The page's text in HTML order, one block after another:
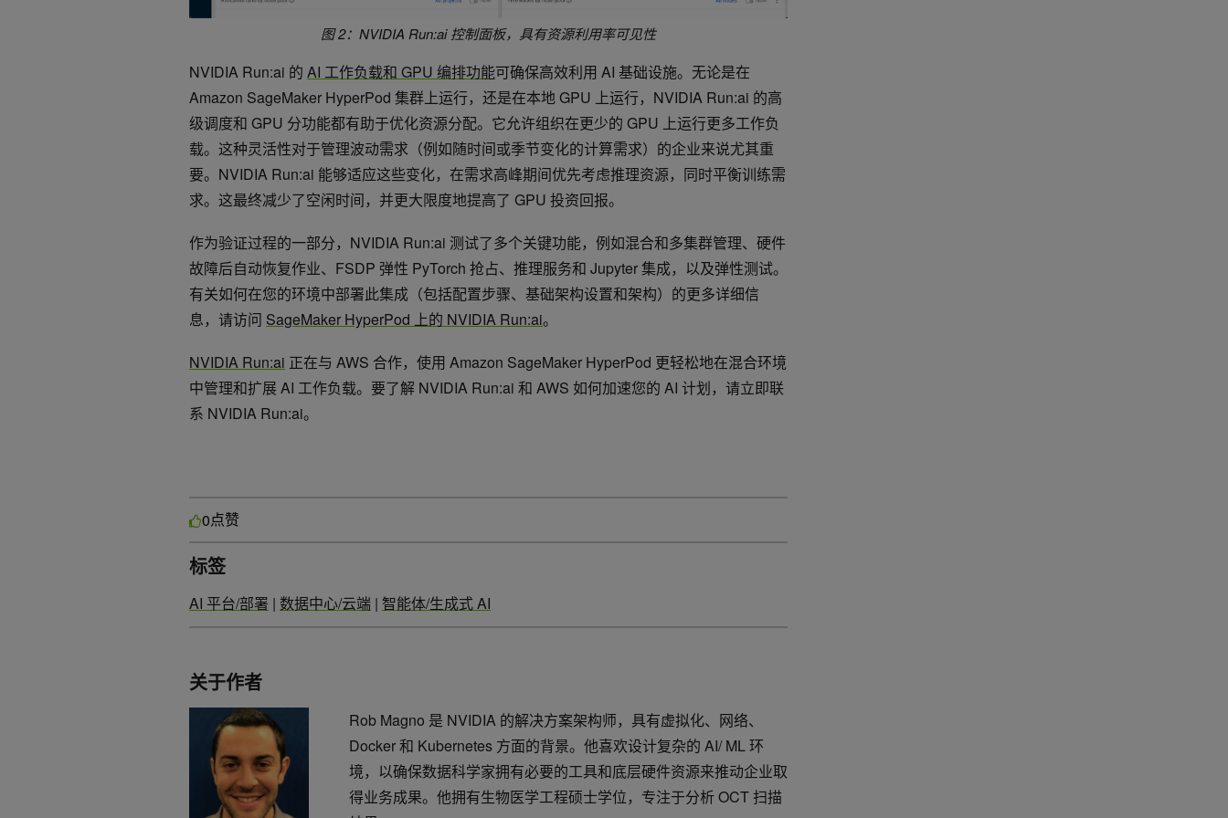
图 2：NVIDIA Run:ai 控制面板，具有资源利用率可见性
NVIDIA Run:ai 的 AI 工作负载和 GPU 编排功能可确保高效利用 AI 基础设施。无论是在
Amazon SageMaker HyperPod 集群上运行，还是在本地 GPU 上运行，NVIDIA Run:ai 的高
级调度和 GPU 分功能都有助于优化资源分配。它允许组织在更少的 GPU 上运行更多工作负
载。这种灵活性对于管理波动需求（例如随时间或季节变化的计算需求）的企业来说尤其重
要。NVIDIA Run:ai 能够适应这些变化，在需求高峰期间优先考虑推理资源，同时平衡训练需
求。这最终减少了空闲时间，并更大限度地提高了 GPU 投资回报。
作为验证过程的一部分，NVIDIA Run:ai 测试了多个关键功能，例如混合和多集群管理、硬件
故障后自动恢复作业、FSDP 弹性 PyTorch 抢占、推理服务和 Jupyter 集成，以及弹性测试。
有关如何在您的环境中部署此集成（包括配置步骤、基础架构设置和架构）的更多详细信
息，请访问 SageMaker HyperPod 上的 NVIDIA Run:ai。
NVIDIA Run:ai 正在与 AWS 合作，使用 Amazon SageMaker HyperPod 更轻松地在混合环境
中管理和扩展 AI 工作负载。要了解 NVIDIA Run:ai 和 AWS 如何加速您的 AI 计划，请立即联
系 NVIDIA Run:ai。
0点赞
标签
AI 平台/部署 | 数据中心/云端 | 智能体/生成式 AI
关于作者
Rob Magno 是 NVIDIA 的解决方案架构师，具有虚拟化、网络、
Docker 和 Kubernetes 方面的背景。他喜欢设计复杂的 AI/ ML 环
境，以确保数据科学家拥有必要的工具和底层硬件资源来推动企业取
得业务成果。他拥有生物医学工程硕士学位，专注于分析 OCT 扫描